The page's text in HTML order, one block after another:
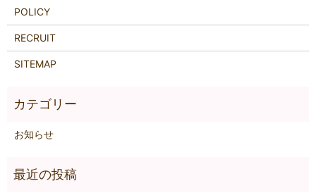
POLICY
RECRUIT
SITEMAP
お知らせ